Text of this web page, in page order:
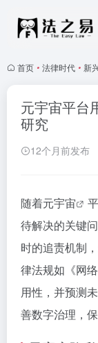
首页 • 法律时代 • 新
元宇宙平台
研究
12个月前发布
随着元宇宙
待解决的关键
时的追责机制
律法规如《网
用性，并预测
善数字治理，保